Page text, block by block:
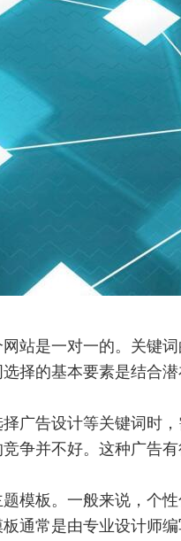
是一对一的。关键
择的基本要素是结合
告设计等关键词时
争并不好。这种广告
板。一般来说，个
通常是由专业设计师